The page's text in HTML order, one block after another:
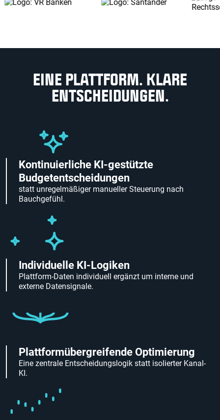
EINE PLATTFORM. KLARE
ENTSCHEIDUNGEN.
Kontinuierliche KI-gestützte
Budgetentscheidungen
statt unregelmäßiger manueller Steuerung nach
Bauchgefühl.
Individuelle KI-Logiken
Plattform-Daten individuell ergänzt um interne und
externe Datensignale.
Plattformübergreifende Optimierung
Eine zentrale Entscheidungslogik statt isolierter Kanal-
KI.